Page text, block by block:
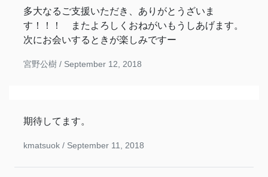
多大なるご支援いただき、ありがとうざいま
す！！！ またよろしくおねがいもうしあげます。
次にお会いするときが楽しみですー
宮野公樹 / September 12, 2018
期待してます。
kmatsuok / September 11, 2018